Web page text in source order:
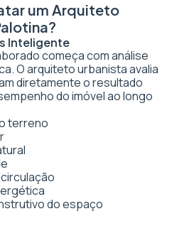
um Arquiteto
Inteligente
começa com análise
O arquiteto urbanista avalia
diretamente o resultado
do imóvel ao longo
terreno
do espaço